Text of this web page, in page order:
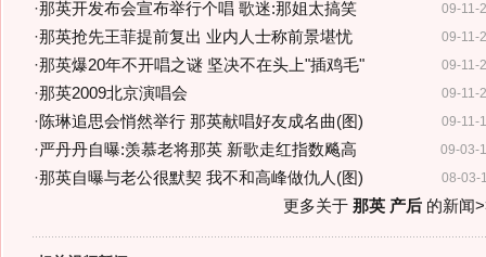
09-11-
·那英开发布会宣布举行个唱 歌迷:那姐太搞笑
09-11-
·那英抢先王菲提前复出 业内人士称前景堪忧
09-11-
·那英爆20年不开唱之谜 坚决不在头上"插鸡毛"
09-11-
·那英2009北京演唱会
09-11-
·陈琳追思会悄然举行 那英献唱好友成名曲(图)
09-03-
·严丹丹自曝:羡慕老将那英 新歌走红指数飚高
08-03-
·那英自曝与老公很默契 我不和高峰做仇人(图)
更多关于 那英 产后的新闻